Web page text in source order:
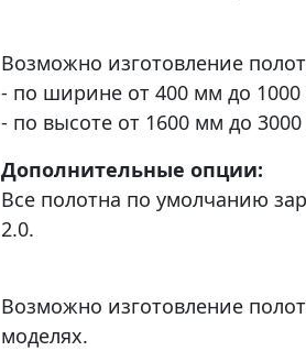
Возможно изготовление
- по ширине от 400 мм до
- по высоте от 1600 мм до
Дополнительные опции:
Все полотна по умолчанию
2.0.
Возможно изготовление
моделях.